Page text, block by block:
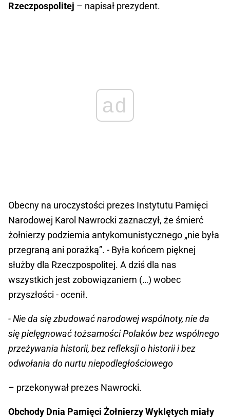
Rzeczpospolitej – napisał prezydent.
ad
Obecny na uroczystości prezes Instytutu Pamięci
Narodowej Karol Nawrocki zaznaczył, że śmierć
żołnierzy podziemia antykomunistycznego „nie była
przegraną ani porażką”. - Była końcem pięknej
służby dla Rzeczpospolitej. A dziś dla nas
wszystkich jest zobowiązaniem (…) wobec
przyszłości - ocenił.
- Nie da się zbudować narodowej wspólnoty, nie da
się pielęgnować tożsamości Polaków bez wspólnego
przeżywania historii, bez refleksji o historii i bez
odwołania do nurtu niepodległościowego
– przekonywał prezes Nawrocki.
Obchody Dnia Pamięci Żołnierzy Wyklętych miały